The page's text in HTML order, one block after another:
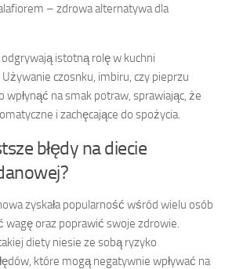
– zdrowa alternatywa dla
istotną rolę w kuchni
czosnku, imbiru, czy pieprzu
wpłynąć na smak potraw, sprawiając, że
i zachęcające do spożycia.
błędy na diecie
zyskała popularność wśród wielu osób
wagę oraz poprawić swoje zdrowie.
diety niesie ze sobą ryzyko
które mogą negatywnie wpływać na